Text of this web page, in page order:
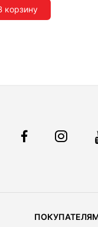
корзину